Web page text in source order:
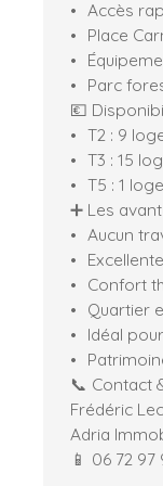
Accès
Place
Parc
💶
T2 : 9
T3 : 15
T5 : 1
➕ Les
Aucun
Confort
Quartier
Idéal
📞 Contact
Frédéric
Adria
📱 06 72 97